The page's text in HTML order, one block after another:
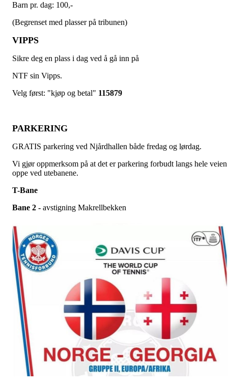
Barn pr. dag: 100,-
(Begrenset med plasser på tribunen)
VIPPS
Sikre deg en plass i dag ved å gå inn på
NTF sin Vipps.
Velg først: "kjøp og betal" 115879
PARKERING
GRATIS parkering ved Njårdhallen både fredag og lørdag.
Vi gjør oppmerksom på at det er parkering forbudt langs hele veien
oppe ved utebanene.
T-Bane
Bane 2 - avstigning Makrellbekken